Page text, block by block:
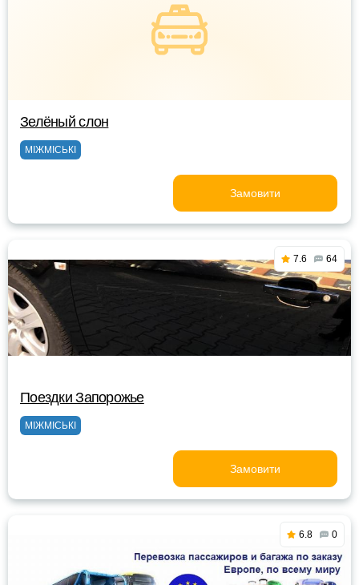
Зелёный слон
МІЖМІСЬКІ
Замовити
7.6 64
Поездки Запорожье
МІЖМІСЬКІ
Замовити
6.8 0